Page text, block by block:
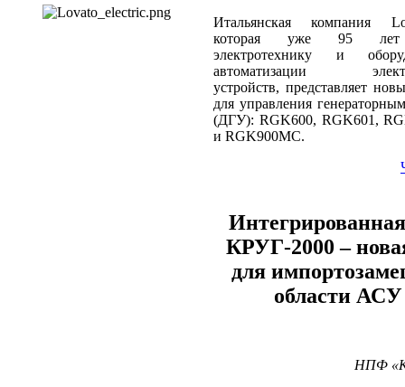
Итальянская компания
которая уже 95 лет
электротехнику и
автоматизации
устройств, представляет
для управления
(ДГУ): RGK600, RGK601,
и RGK900MC.
КРУГ‑2000 –
для
области
НПФ